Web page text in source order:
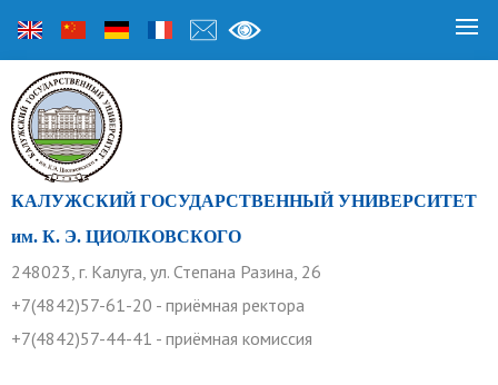
КАЛУЖСКИЙ ГОСУДАРСТВЕННЫЙ УНИВЕРСИТЕТ
им. К. Э. ЦИОЛКОВСКОГО
248023, г. Калуга, ул. Степана Разина, 26
+7(4842)57-61-20 - приёмная ректора
+7(4842)57-44-41 - приёмная комиссия